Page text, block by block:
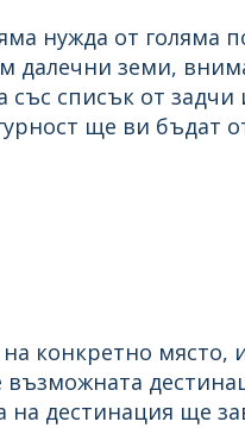
нужда от голяма
далечни земи,
списък от
ще ви бъдат
конкретно
дестинация ще